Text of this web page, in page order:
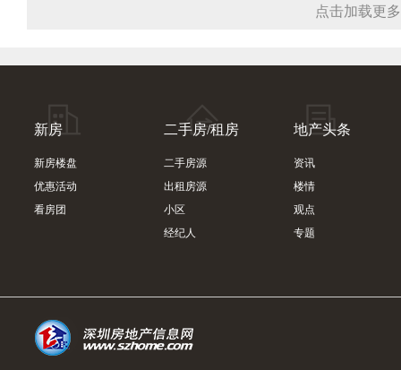
点击加载更多
新房
新房楼盘
优惠活动
看房团
二手房/租房
二手房源
出租房源
小区
经纪人
地产头条
资讯
楼情
观点
专题